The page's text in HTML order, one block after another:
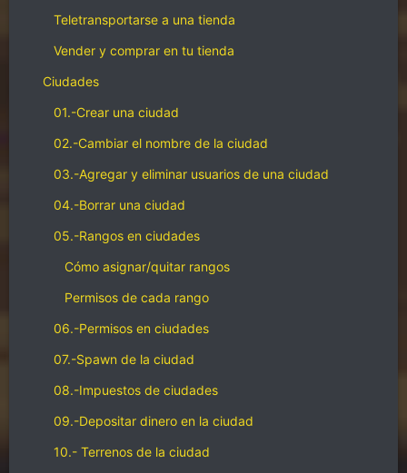
Teletransportarse a una tienda
Vender y comprar en tu tienda
Ciudades
01.-Crear una ciudad
02.-Cambiar el nombre de la ciudad
03.-Agregar y eliminar usuarios de una ciudad
04.-Borrar una ciudad
05.-Rangos en ciudades
Cómo asignar/quitar rangos
Permisos de cada rango
06.-Permisos en ciudades
07.-Spawn de la ciudad
08.-Impuestos de ciudades
09.-Depositar dinero en la ciudad
10.- Terrenos de la ciudad